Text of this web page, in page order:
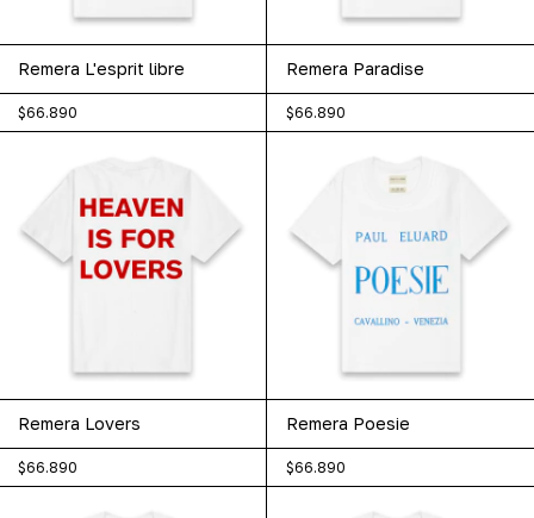
Remera L'esprit libre
$66.890
Remera Paradise
$66.890
Remera Lovers
$66.890
Remera Poesie
$66.890